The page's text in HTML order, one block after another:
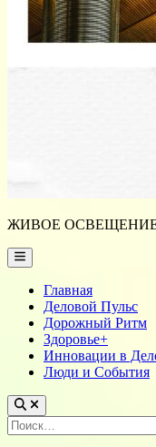
ЖИВОЕ
Main
Menu
Главная
Деловой Пульс
Дорожный Ритм
Здоровье+
Инновации в
Люди и События
Найти: